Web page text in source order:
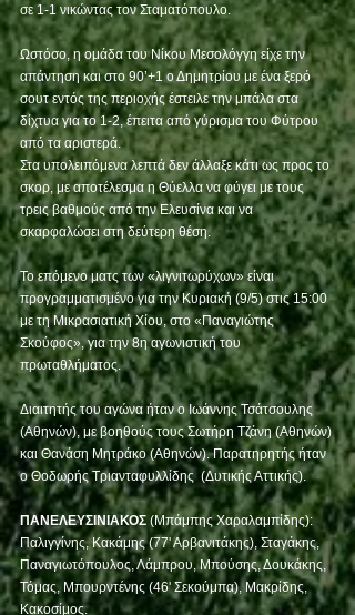
σε 1-1 νικώντας τον Σταματόπουλο.
Ωστόσο, η ομάδα του Νίκου Μεσολόγγη είχε την
απάντηση και στο 90’+1 ο Δημητρίου με ένα ξερό
σουτ εντός της περιοχής έστειλε την μπάλα στα
δίχτυα για το 1-2, έπειτα από γύρισμα του Φύτρου
από τα αριστερά.
Στα υπολειπόμενα λεπτά δεν άλλαξε κάτι ως προς το
σκορ, με αποτέλεσμα η Θύελλα να φύγει με τους
τρεις βαθμούς από την Ελευσίνα και να
σκαρφαλώσει στη δεύτερη θέση.
Το επόμενο ματς των «λιγνιτωρύχων» είναι
προγραμματισμένο για την Κυριακή (9/5) στις 15:00
με τη Μικρασιατική Χίου, στο «Παναγιώτης
Σκούφος», για την 8η αγωνιστική του
πρωταθλήματος.
Διαιτητής του αγώνα ήταν ο Ιωάννης Τσάτσουλης
(Αθηνών), με βοηθούς τους Σωτήρη Τζάνη (Αθηνών)
και Θανάση Μητράκο (Αθηνών). Παρατηρητής ήταν
ο Θοδωρής Τριανταφυλλίδης  (Δυτικής Αττικής).
ΠΑΝΕΛΕΥΣΙΝΙΑΚΟΣ (Μπάμπης Χαραλαμπίδης):
Παλιγγίνης, Κακάμης (77' Αρβανιτάκης), Σταγάκης,
Παναγιωτόπουλος, Λάμπρου, Μπούσης, Δουκάκης,
Τόμας, Μπουρντένης (46' Σεκούμπα), Μακρίδης,
Κακοσίμος.